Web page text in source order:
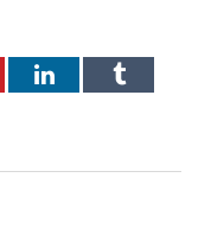
LinkedInTumblr